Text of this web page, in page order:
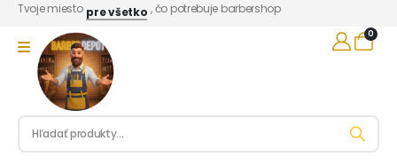
Tvoje miesto pre všetko , čo potrebuje barbershop
0